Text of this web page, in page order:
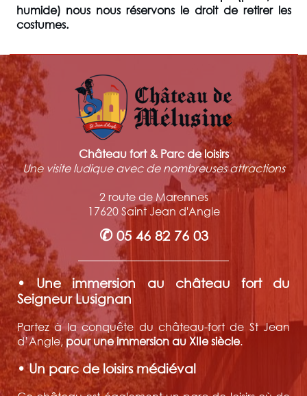
humide) nous nous réservons le droit de retirer les
costumes.
Château fort & Parc de loisirs
Une visite ludique avec de nombreuses attractions
2 route de Marennes
17620 Saint Jean d'Angle
✆ 05 46 82 76 03
• Une immersion au château fort du
Seigneur Lusignan
Partez à la conquête du château-fort de St Jean
d’Angle, pour une immersion au XIIe siècle.
• Un parc de loisirs médiéval